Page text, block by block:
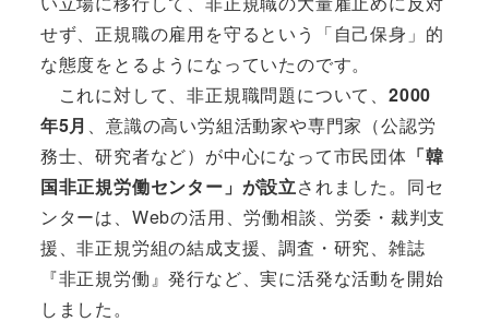
せず、正規職の雇用を守るという「自己保身」的
な態度をとるようになっていたのです。
これに対して、非正規職問題について、 2000
年5月 、意識の高い労組活動家や専門家（公認労
務士、研究者など）が中心になって市民団体 「韓
国非正規労働センター」が設立されました。同セ
ンターは、Webの活用、労働相談、労委・裁判支
援、非正規労組の結成支援、調査・研究、雑誌
『非正規労働』発行など、実に活発な活動を開始
しました。